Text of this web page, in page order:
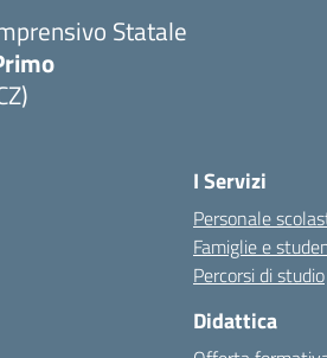
Statale
I Servizi
Personale
Famiglie e
Percorsi di studio
Didattica